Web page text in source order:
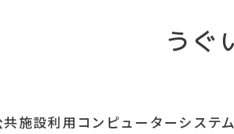
うぐ
施設利用コンピューターシステム